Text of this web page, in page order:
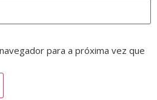
para a próxima vez que